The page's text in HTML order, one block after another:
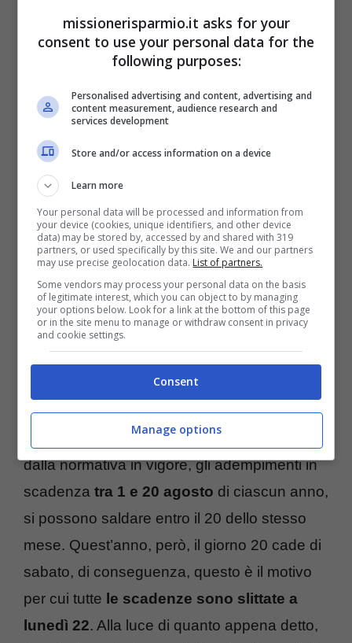
Va precisato che secondo quanto stabilito
dalla normativa in vigore, gli adempimenti in
scadenza tra 1 e 20 agosto di ciascun anno,
si possono saldare entro il 20 dello stesso
mese. Quest’anno, però, il giorno 20 cade di
sabato, di conseguenza, questo è il motivo
per cui tutte le scadenze sono slittate a
lunedì 22. Alla luce di quanto appena detto,
missionerisparmio.it asks for your
consent to use your personal data for the
following purposes:
Personalised advertising and content, advertising and
content measurement, audience research and
services development
Store and/or access information on a device
Learn more
Your personal data will be processed and information from
your device (cookies, unique identifiers, and other device
data) may be stored by, accessed by and shared with 319
partners, or used specifically by this site. We and our partners
may use precise geolocation data. List of partners.
Some vendors may process your personal data on the basis
of legitimate interest, which you can object to by managing
your options below. Look for a link at the bottom of this page
or in the site menu to manage or withdraw consent in privacy
and cookie settings.
Consent
Manage options